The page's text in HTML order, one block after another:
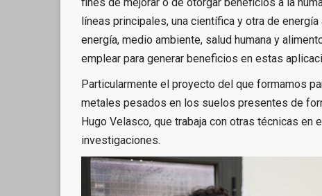
líneas principales, una científica y otra de
energía, medio ambiente, salud humana y
emplear para generar beneficios en estas
Particularmente el proyecto del que formamos
metales pesados en los suelos presentes de
Hugo Velasco, que trabaja con otras técnicas
investigaciones.